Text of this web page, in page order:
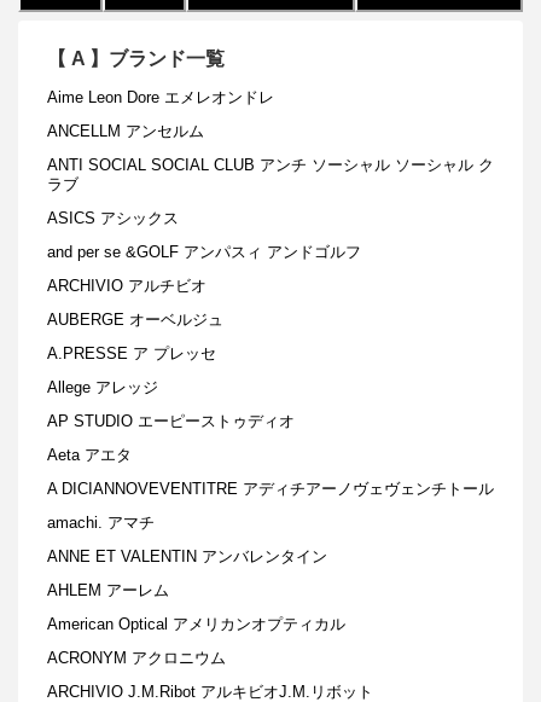
【 A 】ブランド一覧
Aime Leon Dore エメレオンドレ
ANCELLM アンセルム
ANTI SOCIAL SOCIAL CLUB アンチ ソーシャル ソーシャル ク
ラブ
ASICS アシックス
and per se &GOLF アンパスィ アンドゴルフ
ARCHIVIO アルチビオ
AUBERGE オーベルジュ
A.PRESSE ア プレッセ
Allege アレッジ
AP STUDIO エーピーストゥディオ
Aeta アエタ
A DICIANNOVEVENTITRE アディチアーノヴェヴェンチトール
amachi. アマチ
ANNE ET VALENTIN アンバレンタイン
AHLEM アーレム
American Optical アメリカンオプティカル
ACRONYM アクロニウム
ARCHIVIO J.M.Ribot アルキビオJ.M.リボット